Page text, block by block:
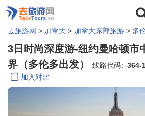
去旅游网 > 加拿大 > 加拿大东部旅游 > 多
3日时尚深度游-纽约曼哈顿市
界（多伦多出发）
线路代码: 364-
加入对比